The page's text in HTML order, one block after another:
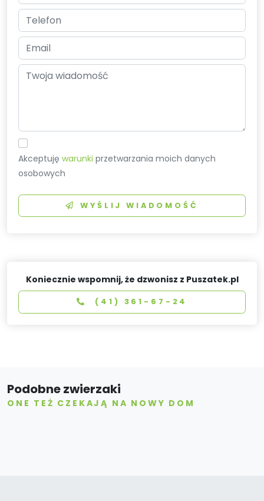
Akceptujęwarunki przetwarzania moich danych
osobowych
WYŚLIJ WIADOMOŚĆ
Koniecznie wspomnij, że dzwonisz z Puszatek.pl
(41) 361-67-24
Podobne zwierzaki
ONE TEŻ CZEKAJĄ NA NOWY DOM